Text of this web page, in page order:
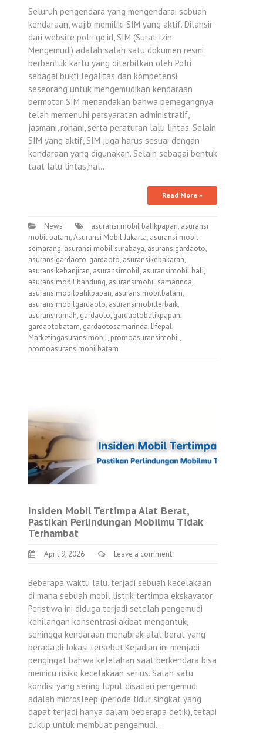
Seluruh pengendara yang mengendarai sebuah
kendaraan, wajib memiliki SIM yang aktif. Dilansir
dari website polri.go.id, SIM (Surat Izin
Mengemudi) adalah salah satu dokumen resmi
berbentuk kartu yang diterbitkan oleh Polri
sebagai bukti legalitas dan kompetensi
seseorang untuk mengemudikan kendaraan
bermotor. SIM menandakan bahwa pemegangnya
telah memenuhi persyaratan administratif,
jasmani, rohani, serta peraturan lalu lintas. Selain
SIM yang aktif, SIM juga harus sesuai dengan
kendaraan yang digunakan. Selain sebagai bentuk
taat lalu lintas,hal…
Read More »
News asuransi mobil balikpapan, asuransi
mobil batam,Asuransi Mobil Jakarta, asuransi mobil
semarang, asuransi mobil surabaya, asuransigardaoto,
asuransigardaoto. gardaoto, asuransikebakaran,
asuransikebanjiran, asuransimobil, asuransimobil bali,
asuransimobil bandung, asuransimobil samarinda,
asuransimobilbalikpapan, asuransimobilbatam,
asuransimobilgardaoto, asuransimobilterbaik,
asuransirumah, gardaoto, gardaotobalikpapan,
gardaotobatam, gardaotosamarinda, lifepal,
Marketingasuransimobil, promoasuransimobil,
promoasuransimobilbatam
Insiden Mobil Tertimpa Alat Berat,
Pastikan Perlindungan Mobilmu Tidak
Terhambat
April 9, 2026 Leave a comment
Beberapa waktu lalu, terjadi sebuah kecelakaan
di mana sebuah mobil listrik tertimpa ekskavator.
Peristiwa ini diduga terjadi setelah pengemudi
kehilangan konsentrasi akibat mengantuk,
sehingga kendaraan menabrak alat berat yang
berada di lokasi tersebut.Kejadian ini menjadi
pengingat bahwa kelelahan saat berkendara bisa
memicu risiko kecelakaan serius. Salah satu
kondisi yang sering luput disadari pengemudi
adalah microsleep (periode tidur singkat yang
dapat terjadi hanya dalam beberapa detik), tetapi
cukup untuk membuat pengemudi…